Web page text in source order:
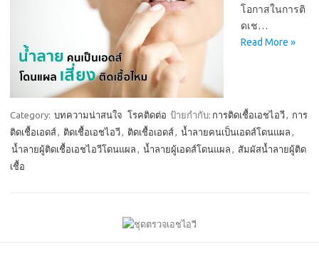
โอกาสในการติ
ดเช…
Read More »
Category: บทความน่าสนใจ โรคติดต่อ ป้ายกำกับ: การติดเชื้อเอชไอวี, การ
ติดเชื้อเอดส์, ติดเชื้อเอชไอวี, ติดเชื้อเอดส์, น้ำลายคนเป็นเอดส์โดนแผล ,
น้ำลายผู้ติดเชื้อเอชไอวีโดนแผล , น้ำลายผู้เอดส์โดนแผล , สัมผัสน้ำลายผู้ติด
เชื้อ